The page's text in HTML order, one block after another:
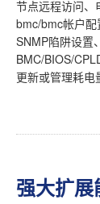
节点远程访问、
bmc/bmc帐户配
SNMP陷阱设置
BMC/BIOS/
更新或管理耗电
强大扩展